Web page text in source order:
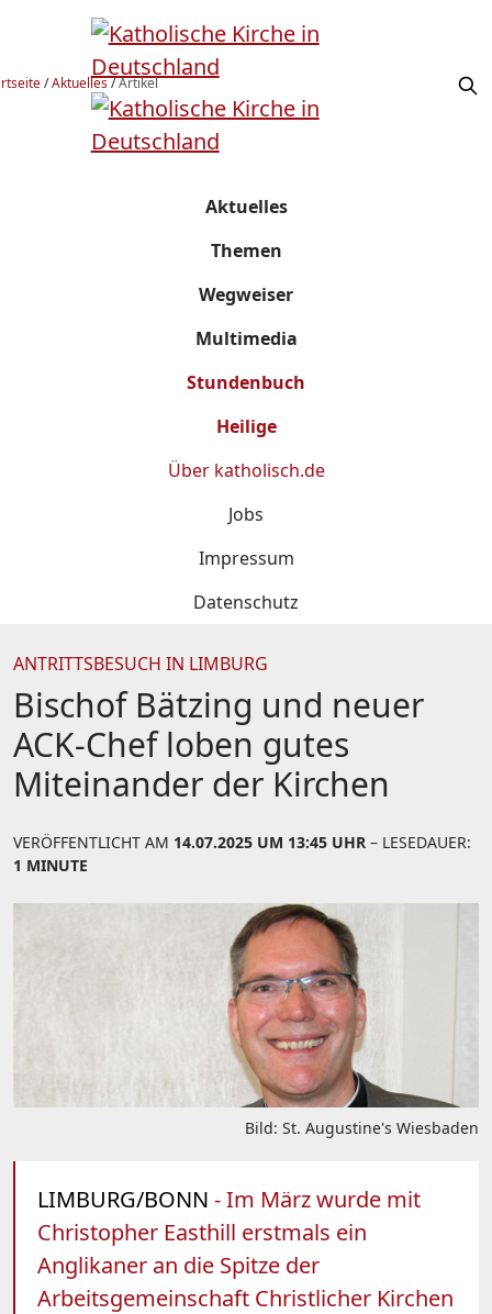
/Aktuelles/Artikel
Aktuelles
Themen
Wegweiser
Multimedia
Stundenbuch
Heilige
Über katholisch.de
Jobs
Impressum
Datenschutz
ANTRITTSBESUCH IN LIMBURG
Bischof Bätzing und neuer
ACK-Chef loben gutes
Miteinander der Kirchen
VERÖFFENTLICHT AM 14.07.2025 UM 13:45 UHR – LESEDAUER:
1 MINUTE
Bild: St. Augustine's Wiesbaden
LIMBURG/BONN - Im März wurde mit
Christopher Easthill erstmals ein
Anglikaner an die Spitze der
Arbeitsgemeinschaft Christlicher Kirchen